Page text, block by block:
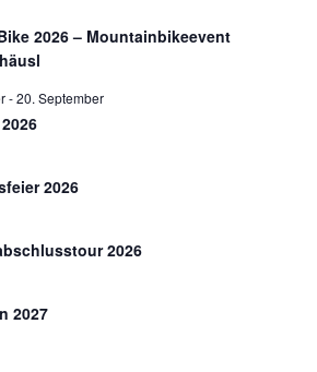
2026 – Mountainbikeevent
-20. September
2026
2026
2027